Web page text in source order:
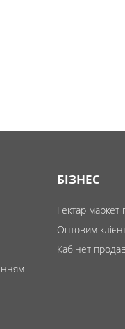
БІЗНЕС
Гектар маркет
Оптовим
Кабінет